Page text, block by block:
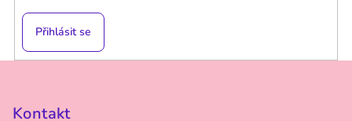
Přihlásit se
Kontakt